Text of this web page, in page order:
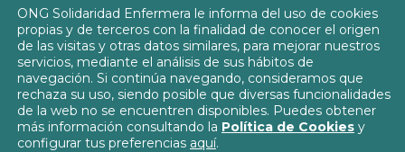
info@solidaridadenfermera.org
Contacta con nosotros
Política de Privacidad
ONG Solidaridad Enfermera le informa del uso de cookies
propias y de terceros con la finalidad de conocer el origen
de las visitas y otras datos similares, para mejorar nuestros
servicios, mediante el análisis de sus hábitos de
navegación. Si continúa navegando, consideramos que
rechaza su uso, siendo posible que diversas funcionalidades
de la web no se encuentren disponibles. Puedes obtener
más información consultando la Política de Cookies y
configurar tus preferencias aquí.